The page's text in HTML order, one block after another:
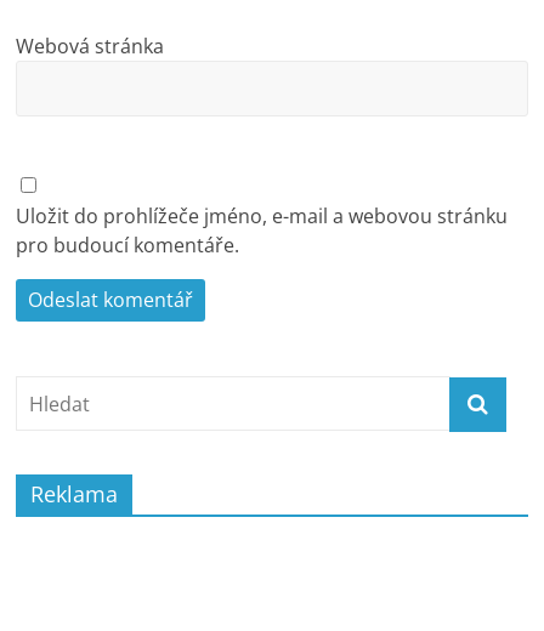
Webová stránka
Uložit do prohlížeče jméno, e-mail a webovou stránku
pro budoucí komentáře.
Reklama